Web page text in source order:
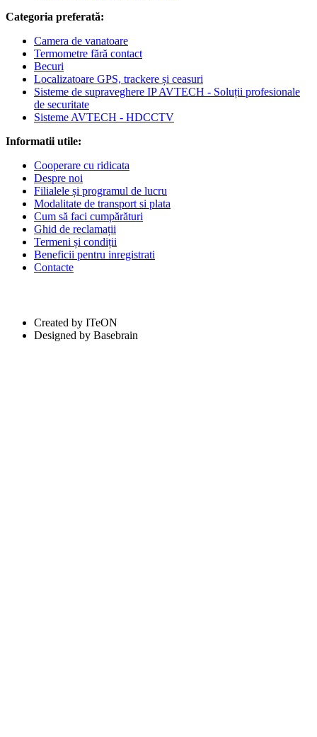
Categoria preferată:
Camera de vanatoare
Termometre fără contact
Becuri
Localizatoare GPS, trackere și ceasuri
Sisteme de supraveghere IP AVTECH - Soluții profesionale
de securitate
Sisteme AVTECH - HDCCTV
Informatii utile:
Cooperare cu ridicata
Despre noi
Filialele și programul de lucru
Modalitate de transport si plata
Cum să faci cumpărături
Ghid de reclamații
Termeni și condiții
Beneficii pentru inregistrati
Contacte
Created by ITeON
Designed by Basebrain